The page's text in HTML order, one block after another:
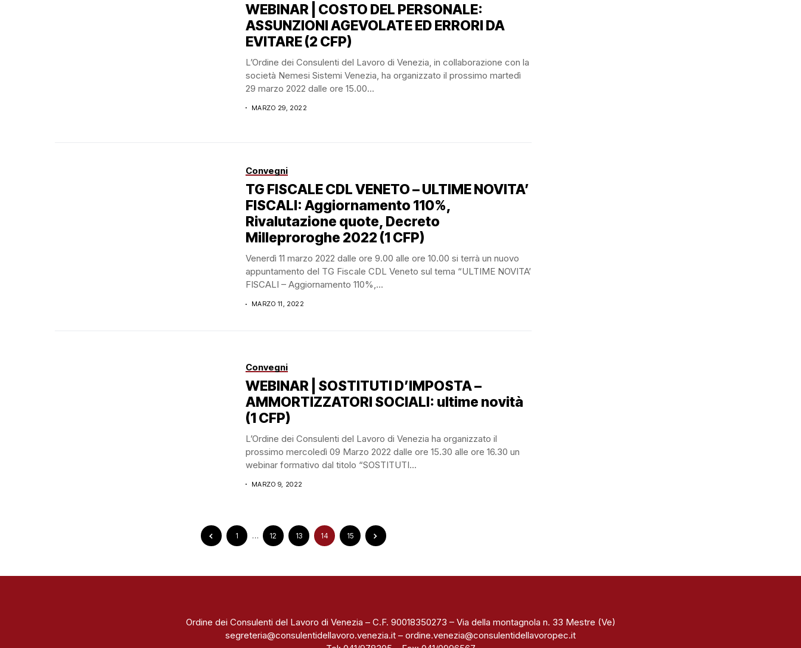
WEBINAR | COSTO DEL PERSONALE:
ASSUNZIONI AGEVOLATE ED ERRORI DA
EVITARE (2 CFP)
L’Ordine dei Consulenti del Lavoro di Venezia, in collaborazione con la
società Nemesi Sistemi Venezia, ha organizzato il prossimo martedì
29 marzo 2022 dalle ore 15.00...
MARZO 29, 2022
Convegni
TG FISCALE CDL VENETO – ULTIME NOVITA’
FISCALI: Aggiornamento 110%,
Rivalutazione quote, Decreto
Milleproroghe 2022 (1 CFP)
Venerdì 11 marzo 2022 dalle ore 9.00 alle ore 10.00 si terrà un nuovo
appuntamento del TG Fiscale CDL Veneto sul tema “ULTIME NOVITA’
FISCALI – Aggiornamento 110%,...
MARZO 11, 2022
Convegni
WEBINAR | SOSTITUTI D’IMPOSTA –
AMMORTIZZATORI SOCIALI: ultime novità
(1 CFP)
L’Ordine dei Consulenti del Lavoro di Venezia ha organizzato il
prossimo mercoledì 09 Marzo 2022 dalle ore 15.30 alle ore 16.30 un
webinar formativo dal titolo “SOSTITUTI...
MARZO 9, 2022
1 … 12 13 14 15
Ordine dei Consulenti del Lavoro di Venezia – C.F. 90018350273 – Via della montagnola n. 33 Mestre (Ve)
segreteria@consulentidellavoro.venezia.it – ordine.venezia@consulentidellavoropec.it